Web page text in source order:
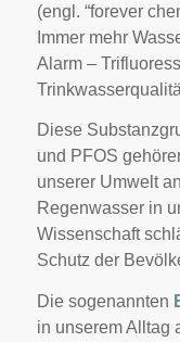
(engl. “forever
Immer mehr
Alarm –
Diese
und PFOS
unserer Umwelt
Regenwasser in
Wissenschaft
Schutz der
Die sogenannten
in unserem Alltag